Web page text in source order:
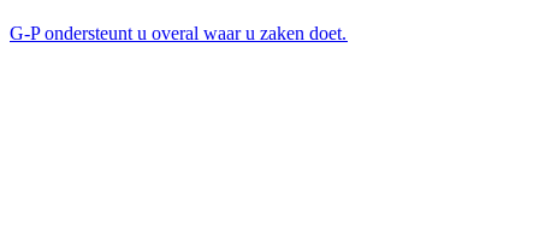
G-P ondersteunt u overal waar u zaken doet.​​